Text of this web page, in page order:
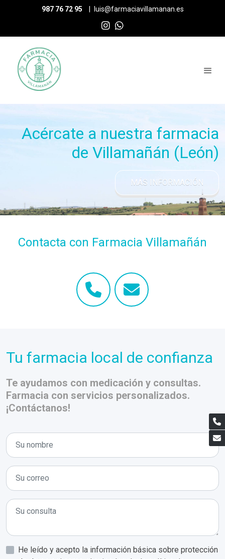
987 76 72 95 luis@farmaciavillamanan.es
Acércate a nuestra farmacia
de Villamañán (León)
MÁS INFORMACIÓN
Contacta con Farmacia Villamañán
Tu farmacia local de confianza
Te ayudamos con medicación y consultas.
Farmacia con servicios personalizados.
¡Contáctanos!
He leído y acepto la información básica sobre protección